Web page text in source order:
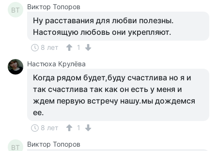
ВТ Виктор Топоров
Ну расставания для любви полезны.
Настоящую любовь они укрепляют.
8 лет
1
Настюха Крулёва
Когда рядом будет,буду счастлива но я и
так счастлива так как он есть у меня и
ждем первую встречу нашу.мы дождемся
ее.
8 лет 1
ВТ Виктор Топоров